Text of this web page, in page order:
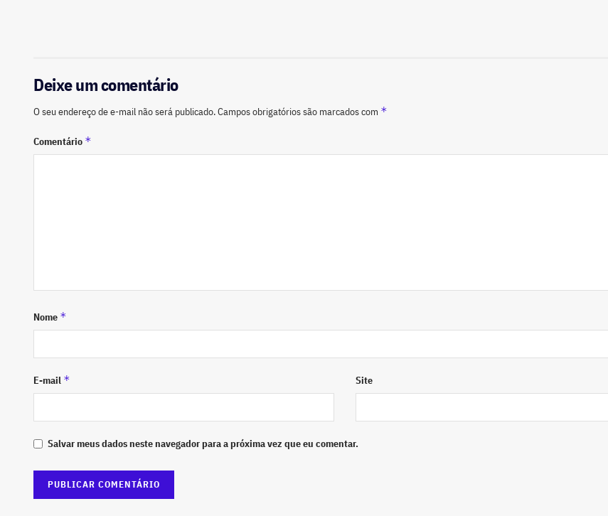
Deixe um comentário
O seu endereço de e-mail não será publicado.Campos obrigatórios são marcados com *
Comentário *
Nome *
E-mail * Site
Salvar meus dados neste navegador para a próxima vez que eu comentar.